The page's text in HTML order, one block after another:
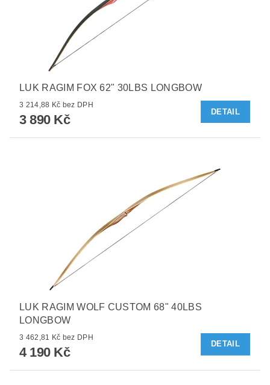
LUK RAGIM FOX 62" 30LBS LONGBOW
3 214,88 Kč bez DPH
3 890 Kč
DETAIL
LUK RAGIM WOLF CUSTOM 68" 40LBS
LONGBOW
3 462,81 Kč bez DPH
4 190 Kč
DETAIL